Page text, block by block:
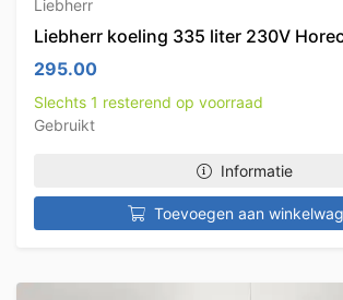
Liebherr
Liebherr koeling 335 liter 230V
295.00
Slechts 1 resterend op voorraad
Gebruikt
Informatie
Toevoegen aan